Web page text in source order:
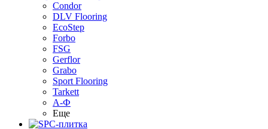
Condor
DLV Flooring
EcoStep
Forbo
FSG
Gerflor
Grabo
Sport Flooring
Tarkett
А-Ф
Еще